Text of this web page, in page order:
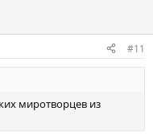
#11
миротворцев из